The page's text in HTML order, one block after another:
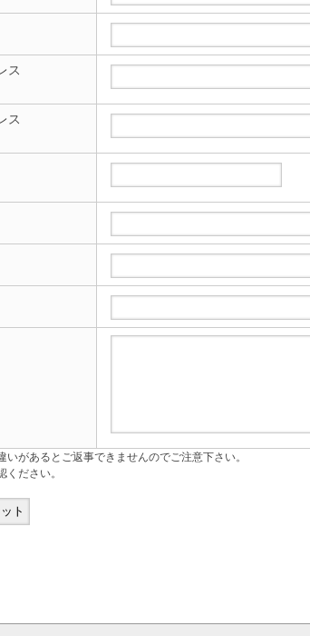
ス
ス
があるとご返事できませんのでご注意下さい。
ださい。